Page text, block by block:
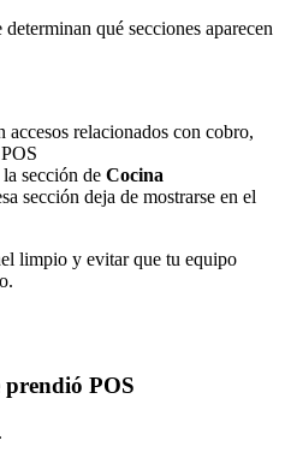
qué secciones aparecen
accesos relacionados con cobro,
la sección de Cocina
sección deja de mostrarse en el
limpio y evitar que tu equipo
POS
.